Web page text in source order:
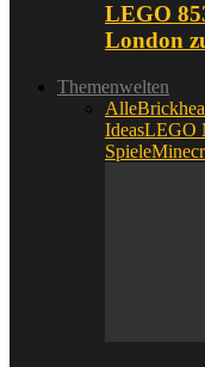
LEGO
London
Themenwelten
Alle
IdeasLEGO
Spiele